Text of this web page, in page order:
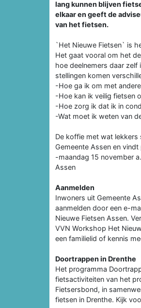
lang kunnen blijven
elkaar en geeft de
van het fietsen.
`Het Nieuwe Fietsen` is
Het gaat vooral om het
hoe deelnemers daar zelf
stellingen komen
-Hoe ga ik om met
-Hoe kan ik veilig fietsen
-Hoe zorg ik dat ik in
-Wat moet ik weten van
De koffie met wat
Gemeente Assen en vindt
-maandag 15 november
Assen
Aanmelden
Inwoners uit Gemeente
aanmelden door een e-
Nieuwe Fietsen Assen.
VVN Workshop Het
een familielid of kennis
Doortrappen in Drenthe
Het programma
fietsactiviteiten van het
Fietsersbond, in
fietsen in Drenthe. Kijk